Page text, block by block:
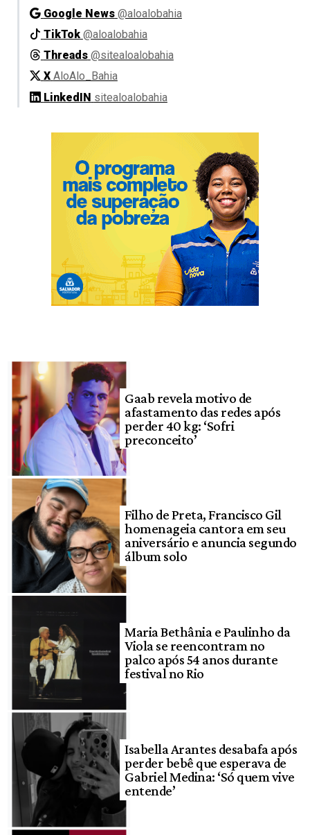
Google News @aloalobahia
TikTok @aloalobahia
Threads @sitealoalobahia
X AloAlo_Bahia
LinkedIN sitealoalobahia
Gaab revela motivo de
afastamento das redes após
perder 40 kg: ‘Sofri
preconceito’
Filho de Preta, Francisco Gil
homenageia cantora em seu
aniversário e anuncia segundo
álbum solo
Maria Bethânia e Paulinho da
Viola se reencontram no
palco após 54 anos durante
festival no Rio
Isabella Arantes desabafa após
perder bebê que esperava de
Gabriel Medina: ‘Só quem vive
entende’